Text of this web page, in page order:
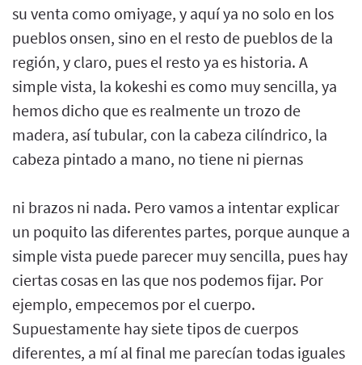
su venta como omiyage, y aquí ya no solo en los
pueblos onsen, sino en el resto de pueblos de la
región, y claro, pues el resto ya es historia. A
simple vista, la kokeshi es como muy sencilla, ya
hemos dicho que es realmente un trozo de
madera, así tubular, con la cabeza cilíndrico, la
cabeza pintado a mano, no tiene ni piernas
ni brazos ni nada. Pero vamos a intentar explicar
un poquito las diferentes partes, porque aunque a
simple vista puede parecer muy sencilla, pues hay
ciertas cosas en las que nos podemos fijar. Por
ejemplo, empecemos por el cuerpo.
Supuestamente hay siete tipos de cuerpos
diferentes, a mí al final me parecían todas iguales